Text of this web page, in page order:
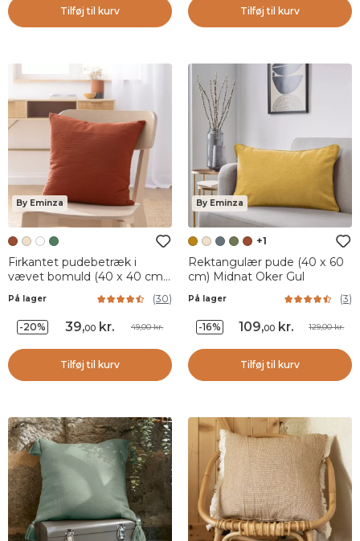
Tilføj til kurv Tilføj til kurv
By Eminza
Firkantet pudebetræk i
vævet bomuld (40 x 40 cm)
Léa Terracotta
På lager (30)
-20% 39,00kr. 49,00 kr.
Tilføj til kurv
By Eminza
+1
Rektangulær pude (40 x 60
cm) Midnat Oker Gul
På lager (3)
-16% 109,00kr. 129,00 kr.
Tilføj til kurv